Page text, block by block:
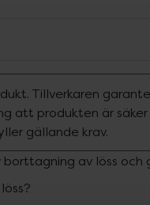
Tillverkaren
att produkten är
gällande krav.
borttagning av löss och